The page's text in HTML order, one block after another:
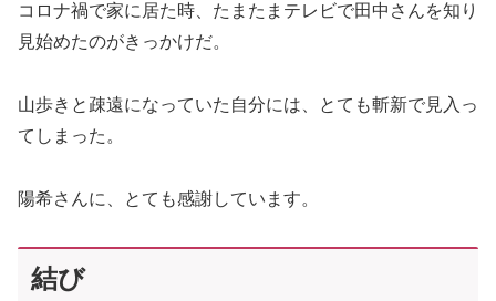
コロナ禍で家に居た時、たまたまテレビで田中さんを知り
見始めたのがきっかけだ。
山歩きと疎遠になっていた自分には、とても斬新で見入っ
てしまった。
陽希さんに、とても感謝しています。
結び